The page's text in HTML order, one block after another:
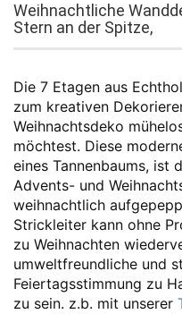
Weihnachtliche
Stern an der Spitze,
Die 7 Etagen aus
zum kreativen
Weihnachtsdeko
möchtest. Diese
eines Tannenbaums, ist
Advents- und
weihnachtlich
Strickleiter kann ohne
zu Weihnachten
umweltfreundliche und
Feiertagsstimmung zu
zu sein. z.b. mit unserer